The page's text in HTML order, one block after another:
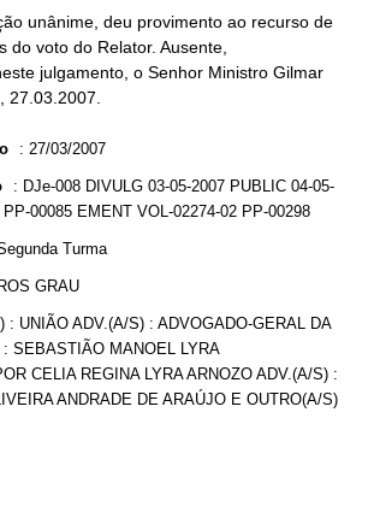
unânime, deu provimento ao recurso de
do voto do Relator. Ausente,
julgamento, o Senhor Ministro Gilmar
27.03.2007.
: 27/03/2007
: DJe-008 DIVULG 03-05-2007 PUBLIC 04-05-
00085 EMENT VOL-02274-02 PP-00298
Turma
GRAU
: UNIÃO ADV.(A/S) : ADVOGADO-GERAL DA
SEBASTIÃO MANOEL LYRA
CELIA REGINA LYRA ARNOZO ADV.(A/S) :
ANDRADE DE ARAÚJO E OUTRO(A/S)